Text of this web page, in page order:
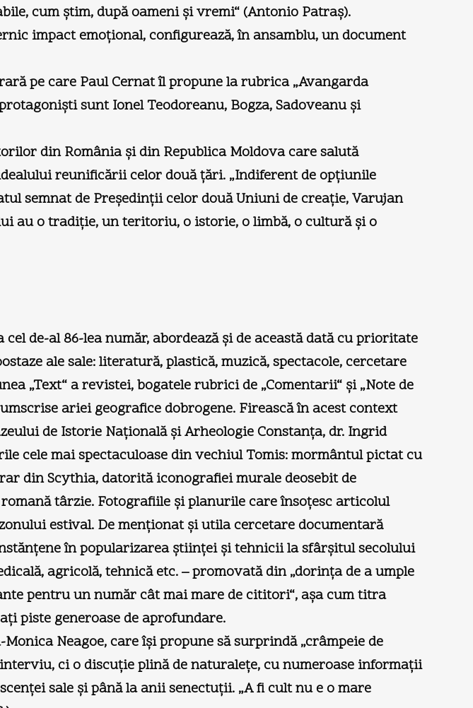
cum ştim, după oameni şi vremi“ (Antonio Patraş).
impact emoţional, configurează, în ansamblu, un document
pe care Paul Cernat îl propune la rubrica „Avangarda
sunt Ionel Teodoreanu, Bogza, Sadoveanu şi
din România şi din Republica Moldova care salută
reunificării celor două ţări. „Indiferent de opţiunile
semnat de Preşedinţii celor două Uniuni de creaţie, Varujan
au o tradiţie, un teritoriu, o istorie, o limbă, o cultură şi o
de-al 86-lea număr, abordează şi de această dată cu prioritate
ale sale: literatură, plastică, muzică, spectacole, cercetare
„Text“ a revistei, bogatele rubrici de „Comentarii“ şi „Note de
ariei geografice dobrogene. Firească în acest context
de Istorie Naţională şi Arheologie Constanţa, dr. Ingrid
cele mai spectaculoase din vechiul Tomis: mormântul pictat cu
din Scythia, datorită iconografiei murale deosebit de
târzie. Fotografiile şi planurile care însoţesc articolul
estival. De menţionat şi utila cercetare documentară
în popularizarea ştiinţei şi tehnicii la sfârşitul secolului
agricolă, tehnică etc. – promovată din „dorinţa de a umple
pentru un număr cât mai mare de cititori“, aşa cum titra
piste generoase de aprofundare.
Neagoe, care îşi propune să surprindă „crâmpeie de
ci o discuţie plină de naturaleţe, cu numeroase informaţii
sale şi până la anii senectuţii. „A fi cult nu e o mare